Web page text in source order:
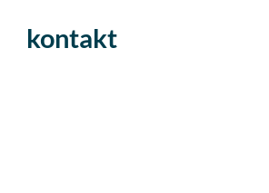
kontakt